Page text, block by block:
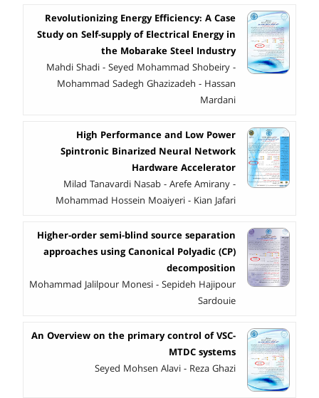
Revolutionizing Energy Efficiency: A Case
Study on Self-supply of Electrical Energy in
the Mobarake Steel Industry
Mahdi Shadi - Seyed Mohammad Shobeiry -
Mohammad Sadegh Ghazizadeh - Hassan
Mardani
High Performance and Low Power
Spintronic Binarized Neural Network
Hardware Accelerator
Milad Tanavardi Nasab - Arefe Amirany -
Mohammad Hossein Moaiyeri - Kian Jafari
Higher-order semi-blind source separation
approaches using Canonical Polyadic (CP)
decomposition
Mohammad Jalilpour Monesi - Sepideh Hajipour
Sardouie
An Overview on the primary control of VSC-
MTDC systems
Seyed Mohsen Alavi - Reza Ghazi